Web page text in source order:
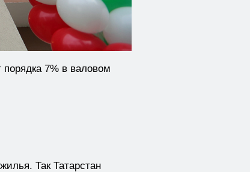
7% в валовом
Так Татарстан